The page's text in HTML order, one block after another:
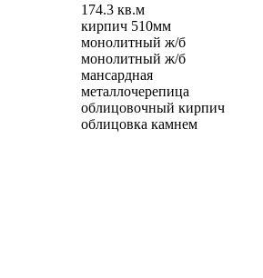
174.3 кв.м
кирпич 510мм
монолитный ж/б
монолитный ж/б
мансардная
металлочерепица
облицовочный кирпич
облицовка камнем